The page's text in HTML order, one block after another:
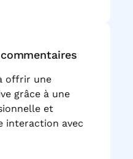
offrir une
grâce à une
et
interaction avec